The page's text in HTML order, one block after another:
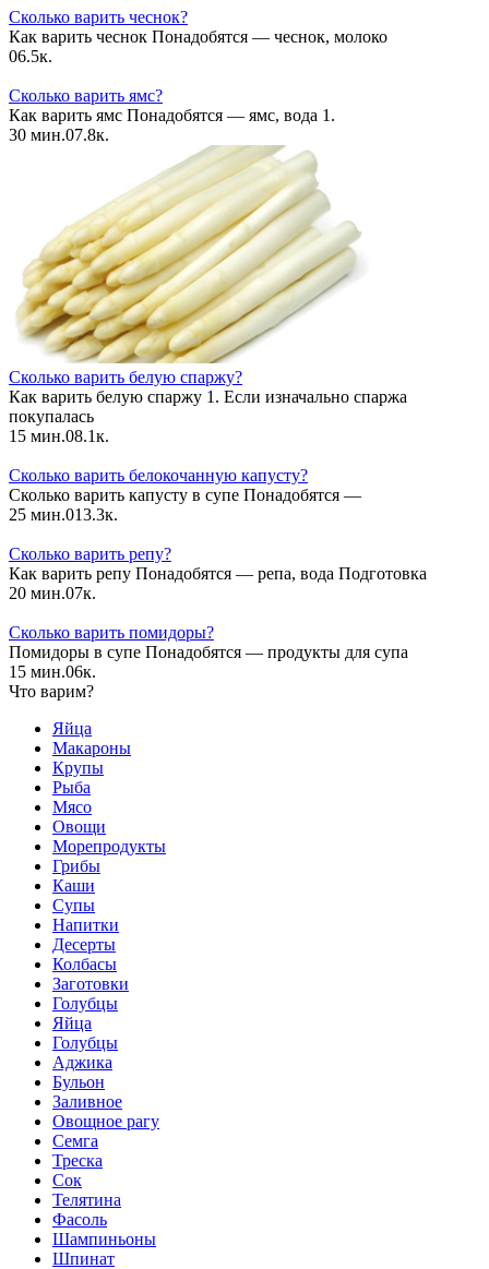
Сколько варить чеснок?
Как варить чеснок Понадобятся — чеснок, молоко
06.5к.
Сколько варить ямс?
Как варить ямс Понадобятся — ямс, вода 1.
30 мин.07.8к.
Сколько варить белую спаржу?
Как варить белую спаржу 1. Если изначально спаржа
покупалась
15 мин.08.1к.
Сколько варить белокочанную капусту?
Сколько варить капусту в супе Понадобятся —
25 мин.013.3к.
Сколько варить репу?
Как варить репу Понадобятся — репа, вода Подготовка
20 мин.07к.
Сколько варить помидоры?
Помидоры в супе Понадобятся — продукты для супа
15 мин.06к.
Что варим?
Яйца
Макароны
Крупы
Рыба
Мясо
Овощи
Морепродукты
Грибы
Каши
Супы
Напитки
Десерты
Колбасы
Заготовки
Голубцы
Яйца
Голубцы
Аджика
Бульон
Заливное
Овощное рагу
Семга
Треска
Сок
Телятина
Фасоль
Шампиньоны
Шпинат